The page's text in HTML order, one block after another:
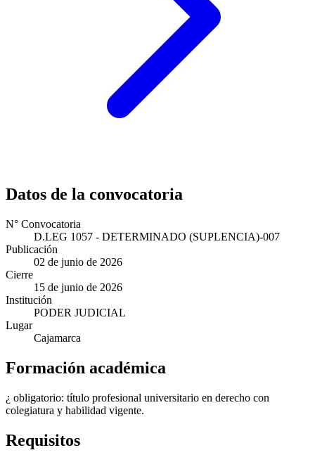
Datos de la convocatoria
N° Convocatoria
D.LEG 1057 - DETERMINADO (SUPLENCIA)-007
Publicación
02 de junio de 2026
Cierre
15 de junio de 2026
Institución
PODER JUDICIAL
Lugar
Cajamarca
Formación académica
¿ obligatorio: título profesional universitario en derecho con
colegiatura y habilidad vigente.
Requisitos